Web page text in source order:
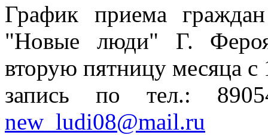
График приема
"Новые люди" Г.
вторую пятницу месяца
запись по тел.:
new_ludi08@mail.ru